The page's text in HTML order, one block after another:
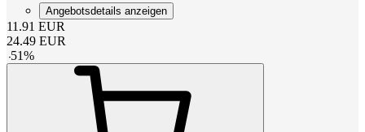
Angebotsdetails anzeigen
11.91 EUR
24.49 EUR
-51%